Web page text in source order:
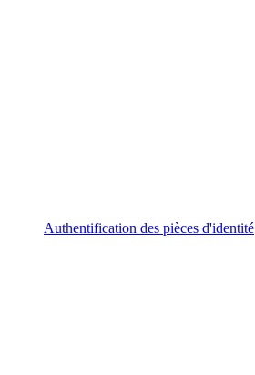
Authentification des pièces d'identité